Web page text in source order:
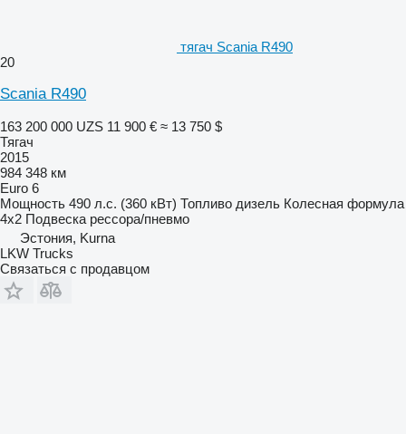
тягач Scania R490
20
Scania R490
163 200 000 UZS 11 900 € ≈ 13 750 $
Тягач
2015
984 348 км
Euro 6
Мощность 490 л.с. (360 кВт) Топливо дизель Колесная формула
4x2 Подвеска рессора/пневмо
Эстония, Kurna
LKW Trucks
Связаться с продавцом